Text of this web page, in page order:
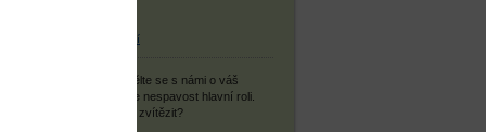
více informací
Podělte se s námi o váš
příběh, kde hraje nespavost hlavní roli.
Podařilo se vám zvítězit?